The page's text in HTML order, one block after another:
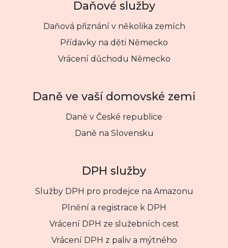
Daňové služby
Daňová přiznání v několika zemích
Přídavky na děti Německo
Vrácení důchodu Německo
Daně ve vaší domovské zemi
Daně v České republice
Daně na Slovensku
DPH služby
Služby DPH pro prodejce na Amazonu
Plnění a registrace k DPH
Vrácení DPH ze služebních cest
Vrácení DPH z paliv a mýtného